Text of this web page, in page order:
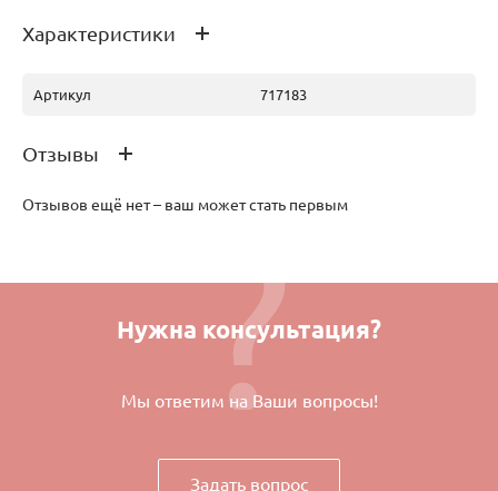
Характеристики
Артикул 717183
Отзывы
Отзывов ещё нет – ваш может стать первым
Нужна консультация?
Мы ответим на Ваши вопросы!
Задать вопрос